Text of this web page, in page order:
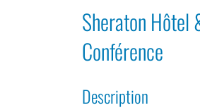
Sheraton Hôtel
Conférence
Description